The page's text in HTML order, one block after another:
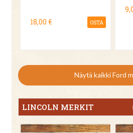
18,00 € OSTA
Näytä kaikki Ford
LINCOLN MERKIT